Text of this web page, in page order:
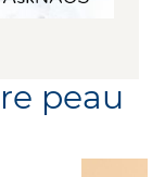
peau